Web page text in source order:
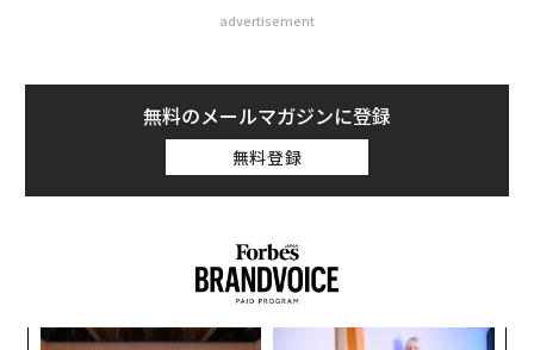
advertisement
無料のメールマガジンに登録
無料登録